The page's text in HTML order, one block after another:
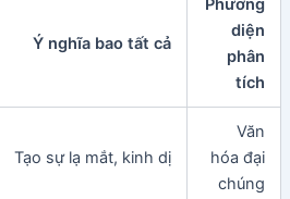
Phương
diện
phân
tích
Ý nghĩa bao tất cả
Văn
hóa đại
chúng
Tạo sự lạ mắt, kinh dị